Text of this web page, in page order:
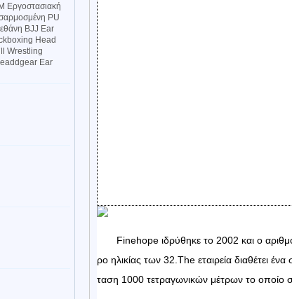
Εργοστασιακή
PU
BJJ Ear
Head
Wrestling
Ear
Finehope ιδρύθηκε το 2002 και ο
ρο ηλικίας των 32.The εταιρεία διαθέτει
ταση 1000 τετραγωνικών μέτρων το οποίο